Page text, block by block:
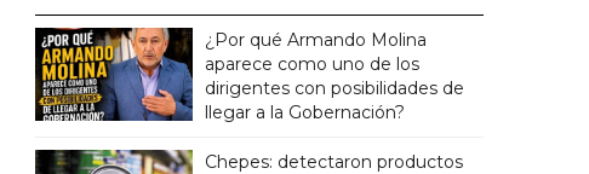
¿Por qué Armando Molina
aparece como uno de los
dirigentes con posibilidades de
llegar a la Gobernación?
Chepes: detectaron productos